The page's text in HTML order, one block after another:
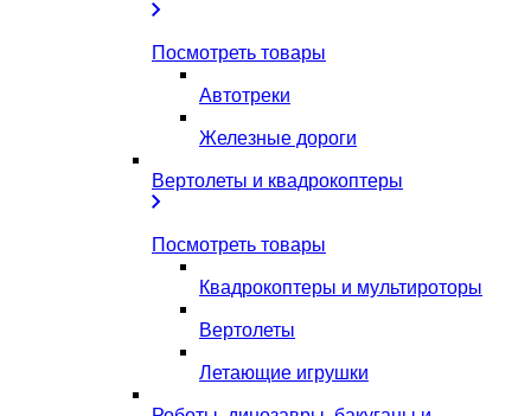
Посмотреть товары
Автотреки
Железные дороги
Вертолеты и квадрокоптеры
Посмотреть товары
Квадрокоптеры и мультироторы
Вертолеты
Летающие игрушки